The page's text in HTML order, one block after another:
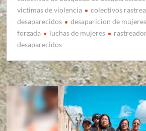
victimas de violencia
colectivos
desaparecidos
desaparicion de mujeres
forzada
luchas de mujeres
desaparecidos